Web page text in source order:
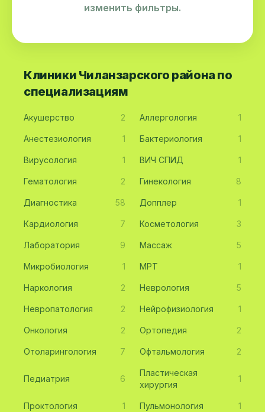
изменить фильтры.
Клиники Чиланзарского района по
специализациям
Акушерство 2 Аллергология 1
Анестезиология 1 Бактериология 1
Вирусология 1 ВИЧ СПИД 1
Гематология 2 Гинекология 8
Диагностика 58 Допплер 1
Кардиология 7 Косметология 3
Лаборатория 9 Массаж 5
Микробиология 1 МРТ 1
Наркология 2 Неврология 5
Невропатология 2 Нейрофизиология 1
Онкология 2 Ортопедия 2
Отоларингология 7 Офтальмология 2
Педиатрия 6
Пластическая
хирургия
1
Проктология 1 Пульмонология 1